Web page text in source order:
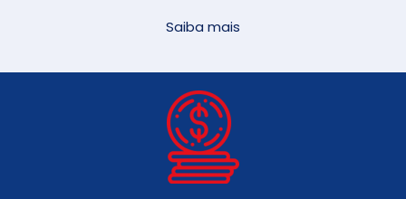
Saiba mais